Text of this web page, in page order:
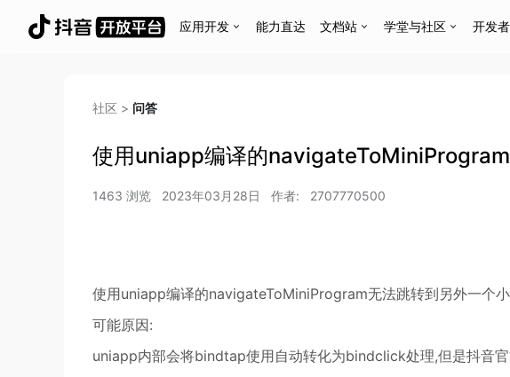
应用开发 能力直达 文档站 学堂与社区 开发
社区 > 问答
使用uniapp编译的
1463 浏览 2023年03月28日 作者: 2707770500
使用uniapp编译的navigateToMiniProgram无法跳转到另外一个
可能原因:
uniapp内部会将bindtap使用自动转化为bindclick处理,但是抖音